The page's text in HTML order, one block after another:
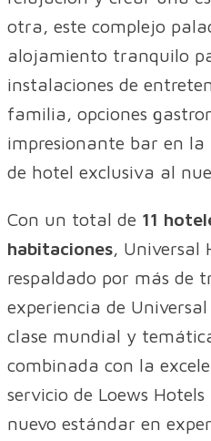
otra, este complejo
alojamiento tranquilo
instalaciones de
familia, opciones
impresionante bar en
de hotel exclusiva al
Con un total de 11
habitaciones, Universal
respaldado por más de
experiencia de
clase mundial y
combinada con la
servicio de Loews
nuevo estándar en